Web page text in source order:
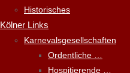
Historisches
Kölner Links
Karnevalsgesellschaften
Ordentliche …
Hospitierende …